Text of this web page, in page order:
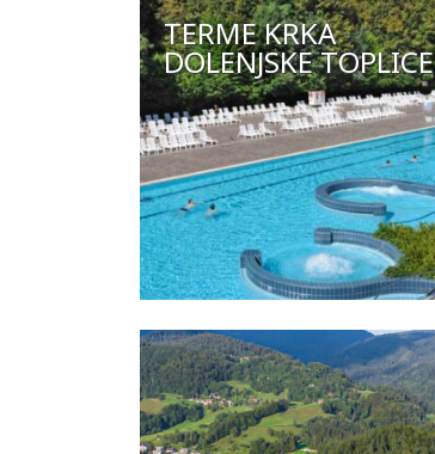
TERME KRKA
DOLENJSKE TOPLICE